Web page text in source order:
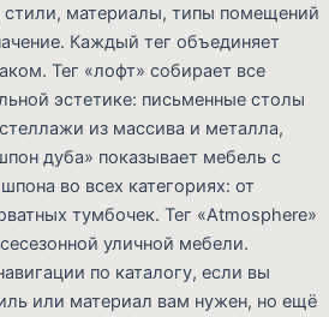
стили, материалы, типы помещений
Каждый тег объединяет
Тег «лофт» собирает все
эстетике: письменные столы
из массива и металла,
дуба» показывает мебель с
во всех категориях: от
тумбочек. Тег «Atmosphere»
уличной мебели.
по каталогу, если вы
или материал вам нужен, но ещё